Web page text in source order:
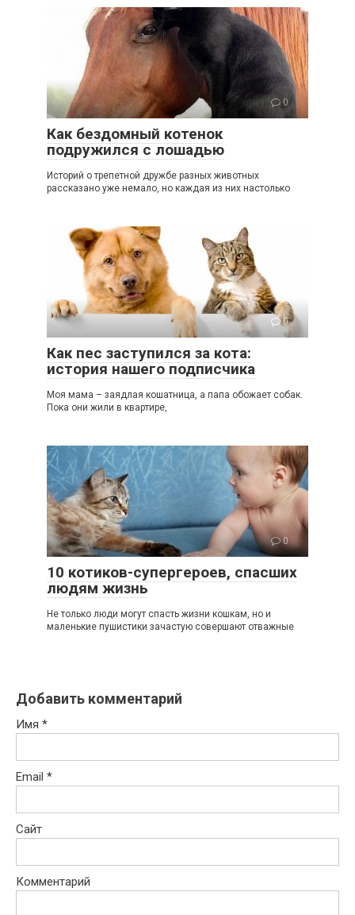
0
Как бездомный котенок
подружился с лошадью
Историй о трепетной дружбе разных животных
рассказано уже немало, но каждая из них настолько
0
Как пес заступился за кота:
история нашего подписчика
Моя мама – заядлая кошатница, а папа обожает собак.
Пока они жили в квартире,
0
10 котиков-супергероев, спасших
людям жизнь
Не только люди могут спасть жизни кошкам, но и
маленькие пушистики зачастую совершают отважные
Добавить комментарий
Имя *
Email *
Сайт
Комментарий